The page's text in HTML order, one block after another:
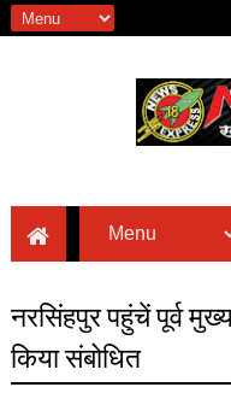
नरसिंहपुर पहुंचें पूर्व
किया संबोधित